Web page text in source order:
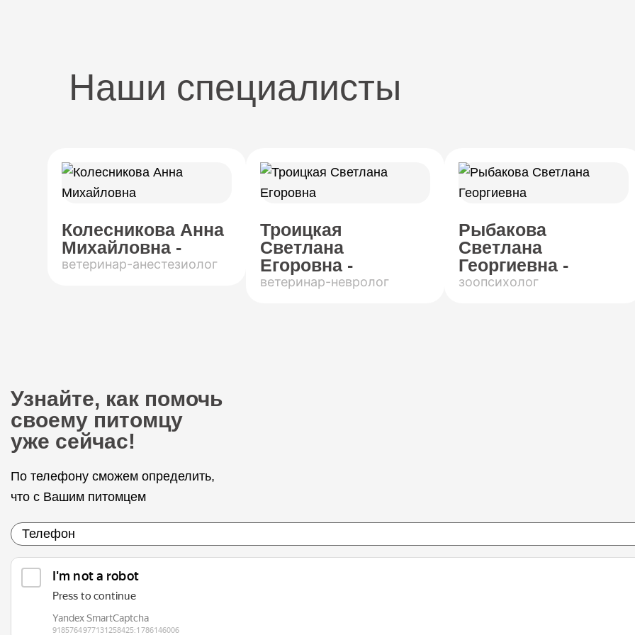
Наши специалисты
Колесникова Анна
Михайловна -
ветеринар-анестезиолог
Троицкая
Светлана
Егоровна -
ветеринар-невролог
Рыбакова
Светлана
Георгиевна -
зоопсихолог
Узнайте, как помочь
своему питомцу
уже сейчас!
По телефону сможем определить,
что с Вашим питомцем